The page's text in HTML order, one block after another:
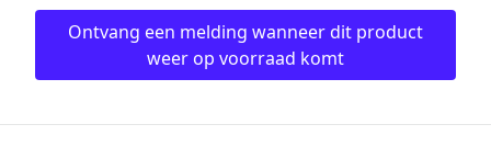
Ontvang een melding wanneer dit product
weer op voorraad komt